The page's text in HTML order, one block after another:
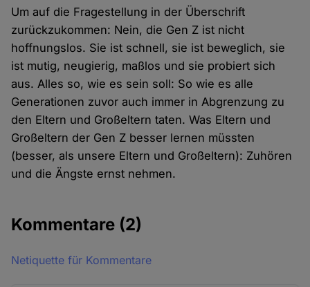
Um auf die Fragestellung in der Überschrift
zurückzukommen: Nein, die Gen Z ist nicht
hoffnungslos. Sie ist schnell, sie ist beweglich, sie
ist mutig, neugierig, maßlos und sie probiert sich
aus. Alles so, wie es sein soll: So wie es alle
Generationen zuvor auch immer in Abgrenzung zu
den Eltern und Großeltern taten. Was Eltern und
Großeltern der Gen Z besser lernen müssten
(besser, als unsere Eltern und Großeltern): Zuhören
und die Ängste ernst nehmen.
Kommentare (2)
Netiquette für Kommentare